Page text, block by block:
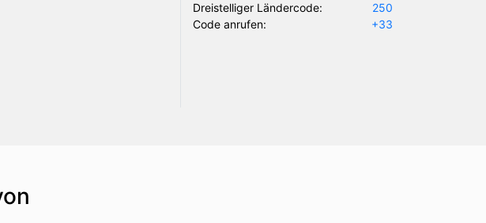
Dreistelliger Ländercode:
250
Code anrufen:
+33